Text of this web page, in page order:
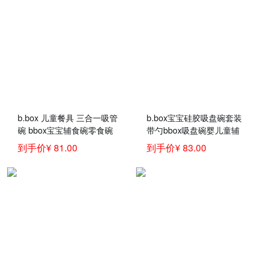
b.box 儿童餐具 三合一吸管
碗 bbox宝宝辅食碗零食碗
婴儿碗 海蓝色
到手价¥ 81.00
b.box宝宝硅胶吸盘碗套装
带勺bbox吸盘碗婴儿童辅
食碗勺一体式硅胶喂食套装
黄色
到手价¥ 83.00